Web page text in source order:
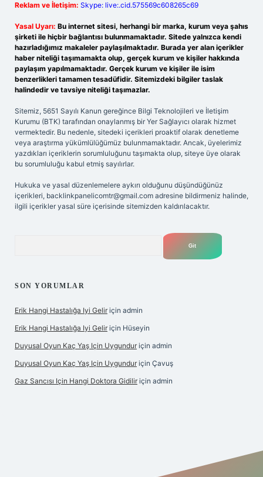
Reklam ve İletişim: Skype: live:.cid.575569c608265c69
Yasal Uyarı: Bu internet sitesi, herhangi bir marka, kurum veya şahıs
şirketi ile hiçbir bağlantısı bulunmamaktadır. Sitede yalnızca kendi
hazırladığımız makaleler paylaşılmaktadır. Burada yer alan içerikler
haber niteliği taşımamakta olup, gerçek kurum ve kişiler hakkında
paylaşım yapılmamaktadır. Gerçek kurum ve kişiler ile isim
benzerlikleri tamamen tesadüfidir. Sitemizdeki bilgiler taslak
halindedir ve tavsiye niteliği taşımazlar.
Sitemiz, 5651 Sayılı Kanun gereğince Bilgi Teknolojileri ve İletişim
Kurumu (BTK) tarafından onaylanmış bir Yer Sağlayıcı olarak hizmet
vermektedir. Bu nedenle, sitedeki içerikleri proaktif olarak denetleme
veya araştırma yükümlülüğümüz bulunmamaktadır. Ancak, üyelerimiz
yazdıkları içeriklerin sorumluluğunu taşımakta olup, siteye üye olarak
bu sorumluluğu kabul etmiş sayılırlar.
Hukuka ve yasal düzenlemelere aykırı olduğunu düşündüğünüz
içerikleri, backlinkpanelicomtr@gmail.com adresine bildirmeniz halinde,
ilgili içerikler yasal süre içerisinde sitemizden kaldırılacaktır.
SON YORUMLAR
Erik Hangi Hastalığa Iyi Gelir için admin
Erik Hangi Hastalığa Iyi Gelir için Hüseyin
Duyusal Oyun Kaç Yaş Için Uygundur için admin
Duyusal Oyun Kaç Yaş Için Uygundur için Çavuş
Gaz Sancısı Için Hangi Doktora Gidilir için admin